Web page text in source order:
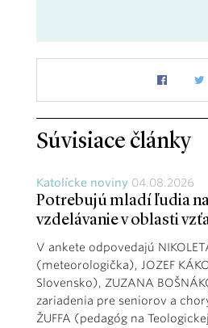
Súvisiace články
Katolícke noviny 04.08.2026
Potrebujú mladí ľudia
vzdelávanie v oblasti
V ankete odpovedajú
(meteorologička), JOZEF
Slovensko), ZUZANA
zariadenia pre seniorov a
ŽUFFA (pedagóg na